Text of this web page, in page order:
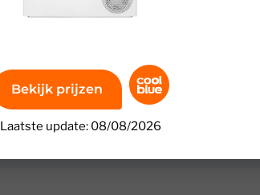
Bekijk prijzen
Laatste update: 08/08/2026